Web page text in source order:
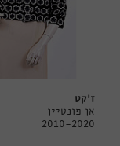
ז'קט
אן פונטיין
2010-2020